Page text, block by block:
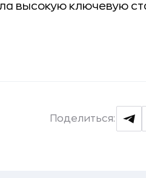
высокую ключевую
Поделиться: